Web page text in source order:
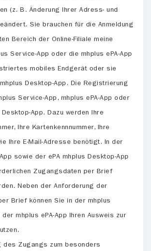
(z. B. Änderung Ihrer Adress- und
Sie brauchen für die Anmeldung
Bereich der Online-Filiale meine
Service-App oder die mhplus ePA-App
mobiles Endgerät oder sie
Desktop-App. Die Registrierung
Service-App, mhplus ePA-App oder
App. Dazu werden Ihre
Ihre Kartenkennnummer, Ihre
Ihre E-Mail-Adresse benötigt. In der
sowie der ePA mhplus Desktop-App
Zugangsdaten per Brief
Neben der Anforderung der
Brief können Sie in der mhplus
mhplus ePA-App Ihren Ausweis zur
des Zugangs zum besonders